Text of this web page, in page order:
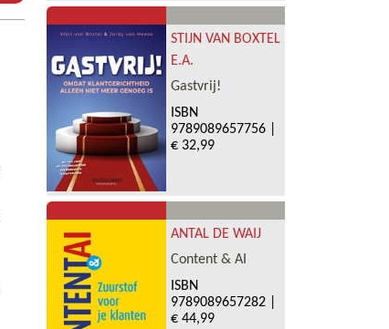
STIJN VAN BOXTEL
E.A.
Gastvrij!
ISBN
9789089657756|
€ 32,99
ANTAL DE WAIJ
Content & AI
ISBN
9789089657282|
€ 44,99